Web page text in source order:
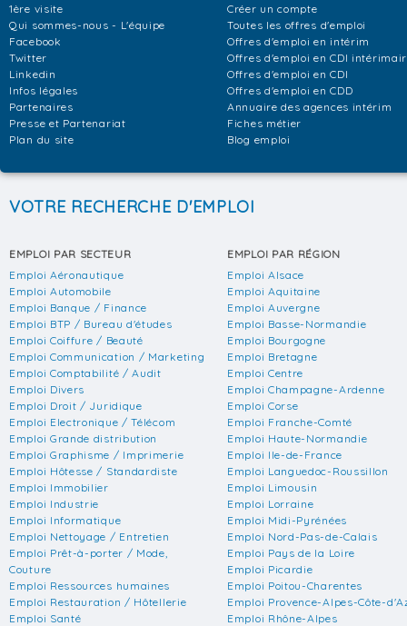
1ère visite
Qui sommes-nous - L'équipe
Facebook
Twitter
Linkedin
Infos légales
Partenaires
Presse et Partenariat
Plan du site
Créer un compte
Toutes les offres d'emploi
Offres d'emploi en intérim
Offres d'emploi en CDI
Offres d'emploi en CDI
Offres d'emploi en CDD
Annuaire des agences intérim
Fiches métier
Blog emploi
VOTRE RECHERCHE D'EMPLOI
EMPLOI PAR SECTEUR
Emploi Aéronautique
Emploi Automobile
Emploi Banque / Finance
Emploi BTP / Bureau d'études
Emploi Coiffure / Beauté
Emploi Communication / Marketing
Emploi Comptabilité / Audit
Emploi Divers
Emploi Droit / Juridique
Emploi Electronique / Télécom
Emploi Grande distribution
Emploi Graphisme / Imprimerie
Emploi Hôtesse / Standardiste
Emploi Immobilier
Emploi Industrie
Emploi Informatique
Emploi Nettoyage / Entretien
Emploi Prêt-à-porter / Mode,
Couture
Emploi Ressources humaines
Emploi Restauration / Hôtellerie
Emploi Santé
EMPLOI PAR RÉGION
Emploi Alsace
Emploi Aquitaine
Emploi Auvergne
Emploi Basse-Normandie
Emploi Bourgogne
Emploi Bretagne
Emploi Centre
Emploi Champagne-Ardenne
Emploi Corse
Emploi Franche-Comté
Emploi Haute-Normandie
Emploi Ile-de-France
Emploi Languedoc-Roussillon
Emploi Limousin
Emploi Lorraine
Emploi Midi-Pyrénées
Emploi Nord-Pas-de-Calais
Emploi Pays de la Loire
Emploi Picardie
Emploi Poitou-Charentes
Emploi Provence-Alpes-Côte-
Emploi Rhône-Alpes